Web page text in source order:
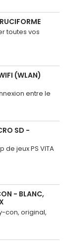
toutes vos
(WLAN)
entre le
SD -
de jeux PS VITA
- BLANC,
con, original,